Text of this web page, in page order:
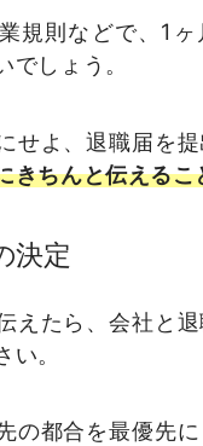
規則などで、1ヶ
でしょう。
せよ、退職届を提
きちんと伝えるこ
決定
えたら、会社と
い。
の都合を最優先